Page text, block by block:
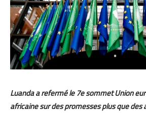
Luanda a refermé le 7e sommet Union
africaine sur des promesses plus que des